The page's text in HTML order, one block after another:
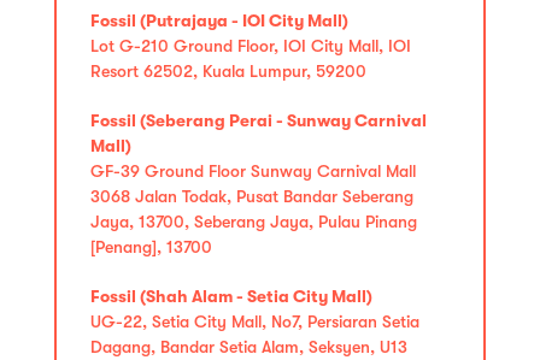
Fossil (Putrajaya - IOI City Mall)
Lot G-210 Ground Floor, IOI City Mall, IOI
Resort 62502, Kuala Lumpur, 59200
Fossil (Seberang Perai - Sunway Carnival
Mall)
GF-39 Ground Floor Sunway Carnival Mall
3068 Jalan Todak, Pusat Bandar Seberang
Jaya, 13700, Seberang Jaya, Pulau Pinang
[Penang], 13700
Fossil (Shah Alam - Setia City Mall)
UG-22, Setia City Mall, No7, Persiaran Setia
Dagang, Bandar Setia Alam, Seksyen, U13